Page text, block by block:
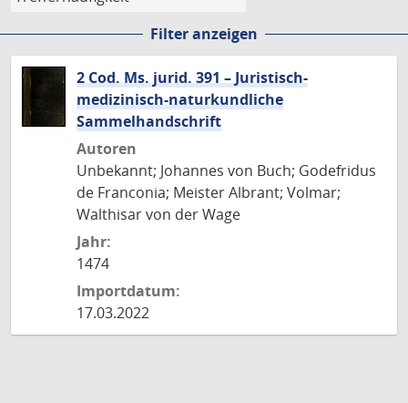
Filter anzeigen
2 Cod. Ms. jurid. 391 – Juristisch-
medizinisch-naturkundliche
Sammelhandschrift
Autoren
Unbekannt; Johannes von Buch; Godefridus
de Franconia; Meister Albrant; Volmar;
Walthisar von der Wage
Jahr:
1474
Importdatum:
17.03.2022